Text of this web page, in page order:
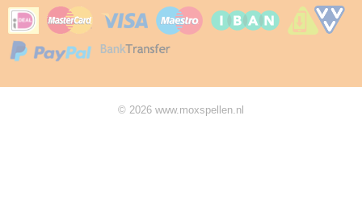
© 2026 www.moxspellen.nl